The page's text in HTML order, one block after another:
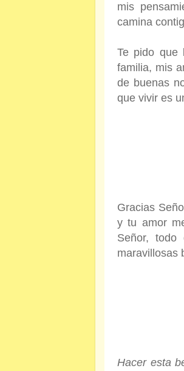
mis
camina
Te pido que
familia, mis
de buenas
que vivir es
Gracias
y tu amor
Señor,
maravillosas
Hacer esta